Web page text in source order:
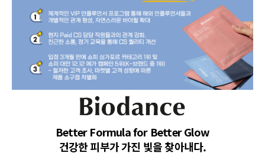
Better Formula for Better Glow
건강한 피부가 가진 빛을 찾아내다.